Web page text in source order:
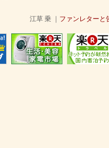
江草 乗 ｜ ファンレターと